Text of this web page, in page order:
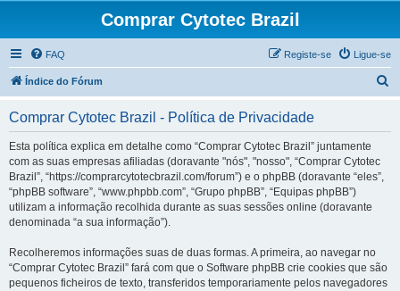
Comprar Cytotec Brazil
FAQ Ligue-se
Registe-se
Índice do Fórum
Comprar Cytotec Brazil - Política de Privacidade
Esta política explica em detalhe como “Comprar Cytotec Brazil” juntamente
com as suas empresas afiliadas (doravante "nós", "nosso", “Comprar Cytotec
Brazil”, “https://comprarcytotecbrazil.com/forum”) e o phpBB (doravante “eles”,
“phpBB software”, “www.phpbb.com”, “Grupo phpBB”, “Equipas phpBB”)
utilizam a informação recolhida durante as suas sessões online (doravante
denominada “a sua informação”).
Recolheremos informações suas de duas formas. A primeira, ao navegar no
“Comprar Cytotec Brazil” fará com que o Software phpBB crie cookies que são
pequenos ficheiros de texto, transferidos temporariamente pelos navegadores